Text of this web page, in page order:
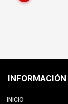
INFORMACIÓN
INICIO